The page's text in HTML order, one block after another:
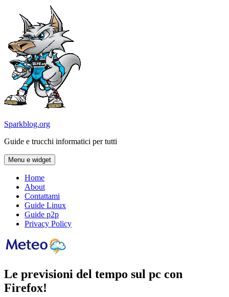
contenuto
Sparkblog.org
Guide e trucchi informatici per tutti
Menu e widget
Home
About
Contattami
Guide Linux
Guide p2p
Privacy Policy
Le previsioni del tempo sul pc con
Firefox!